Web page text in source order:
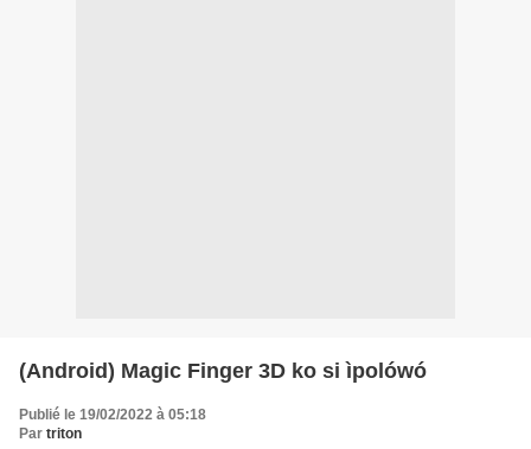
(Android) Magic Finger 3D ko si ìpolówó
Publié le 19/02/2022 à 05:18
Par triton